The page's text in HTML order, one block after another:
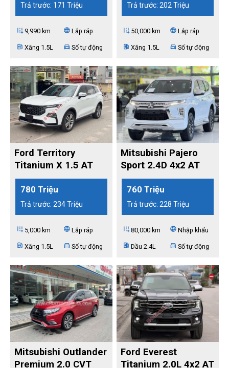
Trả trước: 171 Triệu
add_road 9,990 km language Lắp ráp
ev_station Xăng 1.5L directions_car Số tự động
Trả trước: 202 Triệu
add_road 50,000 km language Lắp ráp
ev_station Xăng 1.5L directions_car Số tự động
Ford Territory
Titanium X 1.5 AT
2024
780 Triệu
Trả trước: 234 Triệu
add_road 5,000 km language Lắp ráp
ev_station Xăng 1.5L directions_car Số tự động
Mitsubishi Pajero
Sport 2.4D 4x2 AT
2021
760 Triệu
Trả trước: 228 Triệu
add_road80,000 km language Nhập khẩu
ev_station Dầu 2.4L directions_car Số tự động
Mitsubishi Outlander
Premium 2.0 CVT
Ford Everest
Titanium 2.0L 4x2 AT